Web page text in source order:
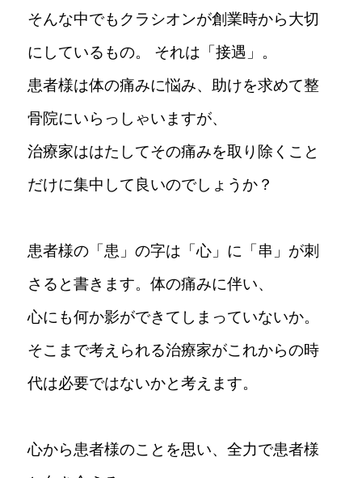
LINE登録
採用公式Instagram
本八幡南口接骨院Instagram
そんな中でもクラシオンが創業時から大切
にしているもの。 それは「接遇」。
患者様は体の痛みに悩み、助けを求めて整
骨院にいらっしゃいますが、
治療家ははたしてその痛みを取り除くこと
だけに集中して良いのでしょうか？
患者様の「患」の字は「心」に「串」が刺
さると書きます。体の痛みに伴い、
心にも何か影ができてしまっていないか。
そこまで考えられる治療家がこれからの時
代は必要ではないかと考えます。
心から患者様のことを思い、全力で患者様